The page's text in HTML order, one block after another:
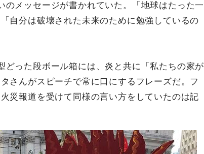
のメッセージが書かれていた。「地球はたった一
自分は破壊された未来のために勉強しているの
どった段ボール箱には、炎と共に「私たちの家が
さんがスピーチで常に口にするフレーズだ。フ
災報道を受けて同様の言い方をしていたのは記